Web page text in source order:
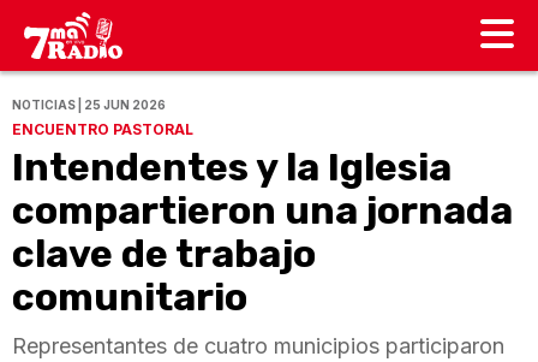
NOTICIAS | 25 JUN 2026
ENCUENTRO PASTORAL
Intendentes y la Iglesia
compartieron una jornada
clave de trabajo
comunitario
Representantes de cuatro municipios participaron